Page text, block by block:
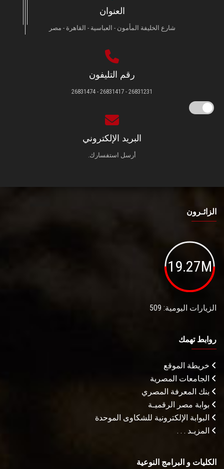
العنوان
شارع الخليفة المأمون - العباسية - القاهرة - مصر
رقم التليفون
26831231 - 26831417 - 26831474
البريد الإلكتروني
أرسل استفسارك.
الزائـرون
19.27M
الزيارات اليومية: 509
روابط تهمك
خريطة الموقع
الجامعات المصرية
بنك المعرفة المصري
بوابة مصر الرقميـة
البوابة الإلكترونية للشكاوى الموحدة
المزيـد . . .
الكليات و البرامج النوعية